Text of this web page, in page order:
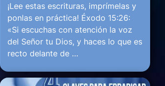
¡Lee estas escrituras, imprímelas y
ponlas en práctica! Éxodo 15:26:
«Si escuchas con atención la voz
del Señor tu Dios, y haces lo que es
recto delante de …